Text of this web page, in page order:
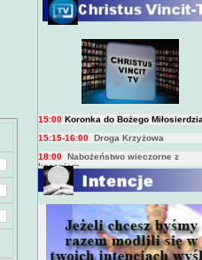
BIEŻĄCY PROGRAM TRANSMISJI
BEZPOŚREDNICH(na żywo)
Msza święta
Koronka do Bożego Miłosierdzia
15:15-16:00 Droga Krzyżowa
18:00 Nabożeństwo wieczorne z
kazaniem
10:00
Niedzielna Msza święta w miarę
możliwości ks. Piotra